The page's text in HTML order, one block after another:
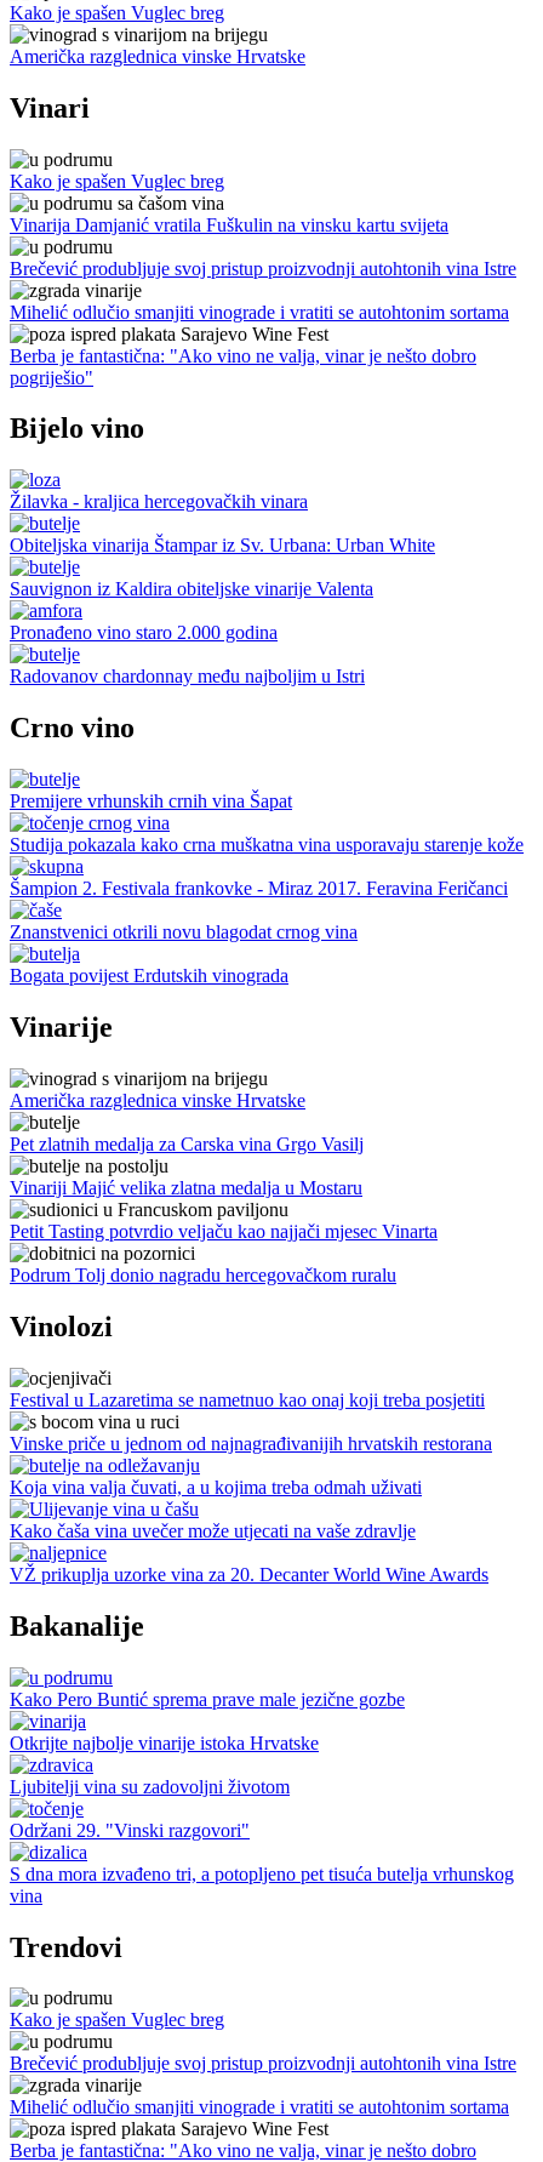
Kako je spašen Vuglec breg
Američka razglednica vinske Hrvatske
Vinari
Kako je spašen Vuglec breg
Vinarija Damjanić vratila Fuškulin na vinsku kartu svijeta
Brečević produbljuje svoj pristup proizvodnji autohtonih vina Istre
Mihelić odlučio smanjiti vinograde i vratiti se autohtonim sortama
Berba je fantastična: "Ako vino ne valja, vinar je nešto dobro
pogriješio"
Bijelo vino
Žilavka - kraljica hercegovačkih vinara
Obiteljska vinarija Štampar iz Sv. Urbana: Urban White
Sauvignon iz Kaldira obiteljske vinarije Valenta
Pronađeno vino staro 2.000 godina
Radovanov chardonnay među najboljim u Istri
Crno vino
Premijere vrhunskih crnih vina Šapat
Studija pokazala kako crna muškatna vina usporavaju starenje kože
Šampion 2. Festivala frankovke - Miraz 2017. Feravina Feričanci
Znanstvenici otkrili novu blagodat crnog vina
Bogata povijest Erdutskih vinograda
Vinarije
Američka razglednica vinske Hrvatske
Pet zlatnih medalja za Carska vina Grgo Vasilj
Vinariji Majić velika zlatna medalja u Mostaru
Petit Tasting potvrdio veljaču kao najjači mjesec Vinarta
Podrum Tolj donio nagradu hercegovačkom ruralu
Vinolozi
Festival u Lazaretima se nametnuo kao onaj koji treba posjetiti
Vinske priče u jednom od najnagrađivanijih hrvatskih restorana
Koja vina valja čuvati, a u kojima treba odmah uživati
Kako čaša vina uvečer može utjecati na vaše zdravlje
VŽ prikuplja uzorke vina za 20. Decanter World Wine Awards
Bakanalije
Kako Pero Buntić sprema prave male jezične gozbe
Otkrijte najbolje vinarije istoka Hrvatske
Ljubitelji vina su zadovoljni životom
Održani 29. "Vinski razgovori"
S dna mora izvađeno tri, a potopljeno pet tisuća butelja vrhunskog
vina
Trendovi
Kako je spašen Vuglec breg
Brečević produbljuje svoj pristup proizvodnji autohtonih vina Istre
Mihelić odlučio smanjiti vinograde i vratiti se autohtonim sortama
Berba je fantastična: "Ako vino ne valja, vinar je nešto dobro